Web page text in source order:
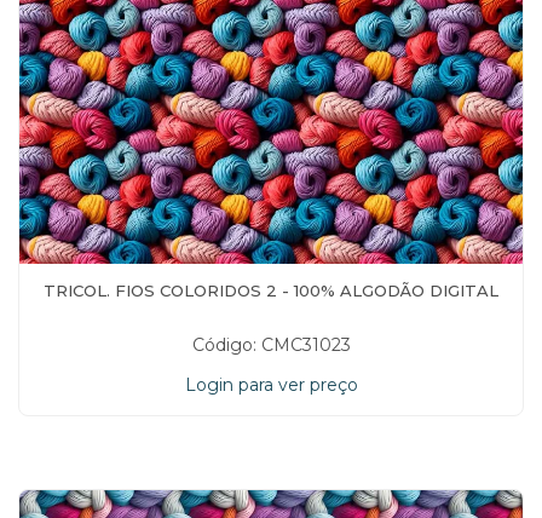
TRICOL. FIOS COLORIDOS 2 - 100% ALGODÃO DIGITAL
Código: CMC31023
Login para ver preço